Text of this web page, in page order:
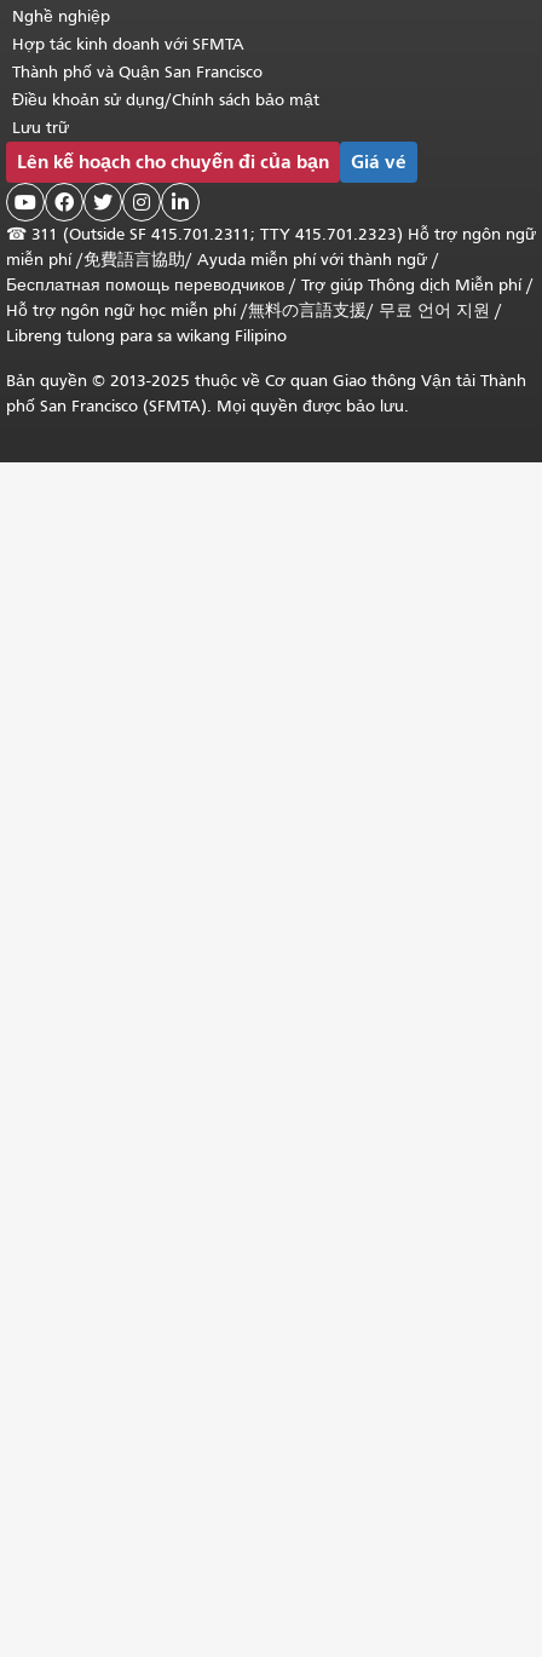
Nghề nghiệp
Hợp tác kinh doanh với SFMTA
Thành phố và Quận San Francisco
Điều khoản sử dụng/Chính sách bảo mật
Lưu trữ
Lên kế hoạch cho chuyến đi của bạn Giá vé
    
☎ 311 (Outside SF 415.701.2311; TTY 415.701.2323) Hỗ trợ ngôn ngữ
miễn phí /免費語言協助/ Ayuda miễn phí với thành ngữ /
Бесплатная помощь переводчиков / Trợ giúp Thông dịch Miễn phí/
Hỗ trợ ngôn ngữ học miễn phí/無料の言語支援/ 무료 언어 지원 /
Libreng tulong para sa wikang Filipino
Bản quyền © 2013-2025 thuộc về Cơ quan Giao thông Vận tải Thành
phố San Francisco (SFMTA). Mọi quyền được bảo lưu.